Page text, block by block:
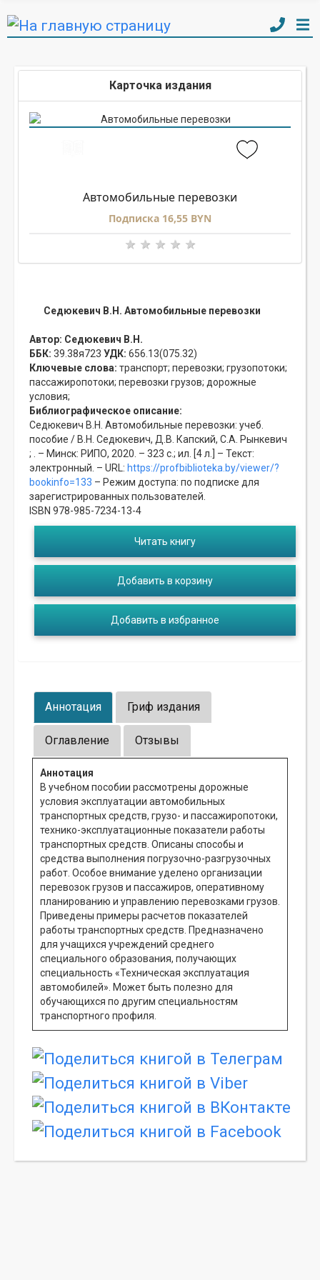
Карточка издания
Автомобильные перевозки
Подписка 16,55 BYN
Седюкевич В.Н. Автомобильные перевозки
Автор: Седюкевич В.Н.
ББК: 39.38я723 УДК: 656.13(075.32)
Ключевые слова: транспорт; перевозки; грузопотоки;
пассажиропотоки; перевозки грузов; дорожные
условия;
Библиографическое описание:
Седюкевич В.Н. Автомобильные перевозки: учеб.
пособие / В.Н. Седюкевич, Д.В. Капский, С.А. Рынкевич
; . – Минск: РИПО, 2020. – 323 с.; ил. [4 л.] – Текст:
электронный. – URL: https://profbiblioteka.by/viewer/?
bookinfo=133 – Режим доступа: по подписке для
зарегистрированных пользователей.
ISBN 978-985-7234-13-4
Читать книгу
Добавить в корзину
Добавить в избранное
Аннотация Гриф издания
Оглавление Отзывы
Аннотация
В учебном пособии рассмотрены дорожные
условия эксплуатации автомобильных
транспортных средств, грузо- и пассажиропотоки,
технико-эксплуатационные показатели работы
транспортных средств. Описаны способы и
средства выполнения погрузочно-разгрузочных
работ. Особое внимание уделено организации
перевозок грузов и пассажиров, оперативному
планированию и управлению перевозками грузов.
Приведены примеры расчетов показателей
работы транспортных средств. Предназначено
для учащихся учреждений среднего
специального образования, получающих
специальность «Техническая эксплуатация
автомобилей». Может быть полезно для
обучающихся по другим специальностям
транспортного профиля.